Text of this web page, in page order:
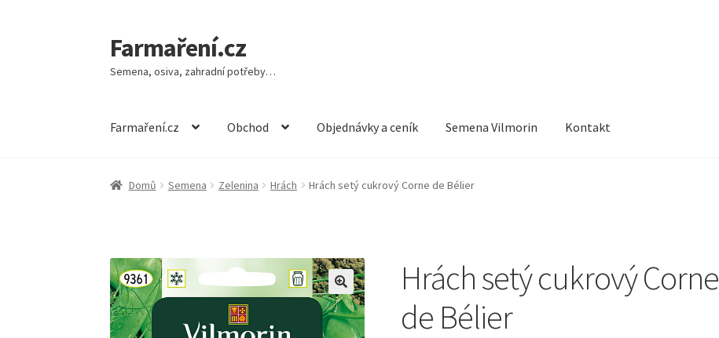
Přeskočit
na
navigaci
Přejít
k
obsahu
Farmaření.cz
Semena, osiva, zahradní potřeby…
Farmaření.cz Obchod Objednávky a ceník Semena Vilmorin Kontakt
Domů Semena Zelenina Hrách Hrách setý cukrový Corne de Bélier
Hrách setý cukrový Corne
de Bélier